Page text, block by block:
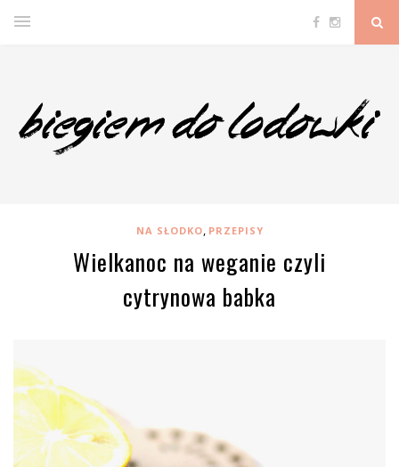
NA SŁODKO, PRZEPISY
Wielkanoc na weganie czyli
cytrynowa babka